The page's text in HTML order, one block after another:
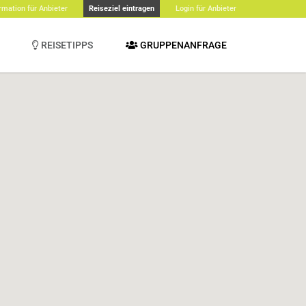
für Anbieter Reiseziel eintragen Login für Anbieter
REISETIPPS GRUPPENANFRAGE